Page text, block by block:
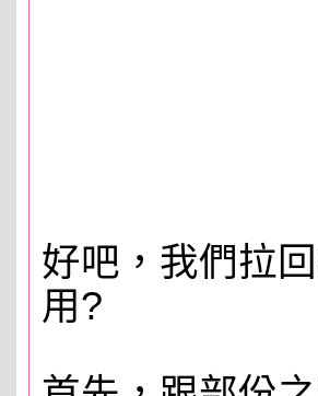
好吧，我們拉
用?